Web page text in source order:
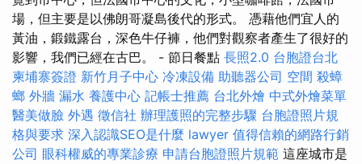
場，但主要是以佛朗哥凝島後代的形式。 憑藉他們宜人的
黃油，鍛鐵露台，深色牛仔褲，他們對觀察者產生了很好的
影響，我們已經在古巴。 - 節日餐點 長照2.0 台胞證台北
柬埔寨簽證 新竹月子中心 冷凍設備 助聽器公司 空間 殺蟑
螂 外牆 漏水 養護中心 記帳士推薦 台北外燴 中式外燴菜單
醫美做臉 外遇 徵信社 辦理護照的完整步驟 台胞證照片規
格與要求 深入認識SEO是什麼 lawyer 值得信賴的網路行銷
公司 眼科權威的專業診療 申請台胞證照片規範 這座城市是